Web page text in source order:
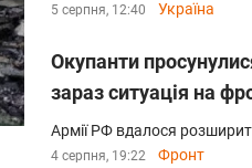
5 серпня, 12:40 Україна
Окупанти
зараз ситуація на
Армії РФ вдалося
4 серпня, 19:22 Фронт